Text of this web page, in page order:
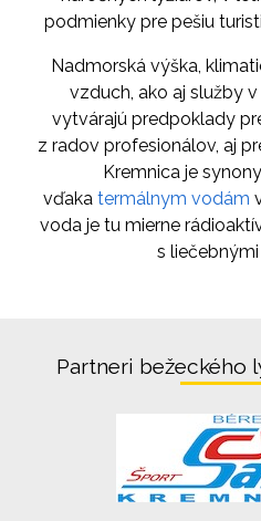
podmienky pre pešiu
Nadmorská výška,
vzduch, ako aj služby
vytvárajú predpoklady
z radov profesionálov, aj
Kremnica je
vďaka termálnym vodám
voda je tu mierne
s
Partneri bežeckého